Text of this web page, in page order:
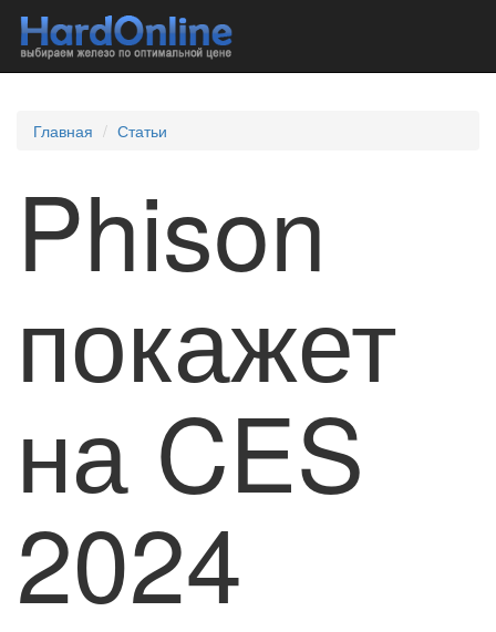
Главная Статьи
Phison
покажет
на CES
2024